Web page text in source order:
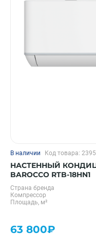
В наличии Код товара:
НАСТЕННЫЙ
BAROCCO RTB-18HN1
Страна бренда
Компрессор
Площадь, м²
63 800₽